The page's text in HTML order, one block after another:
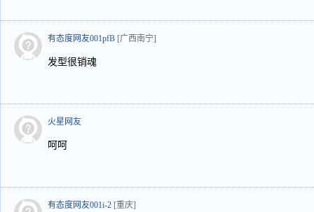
有态度网友001pfB [广西南宁]
发型很销魂
火星网友
呵呵
有态度网友001i-2 [重庆]